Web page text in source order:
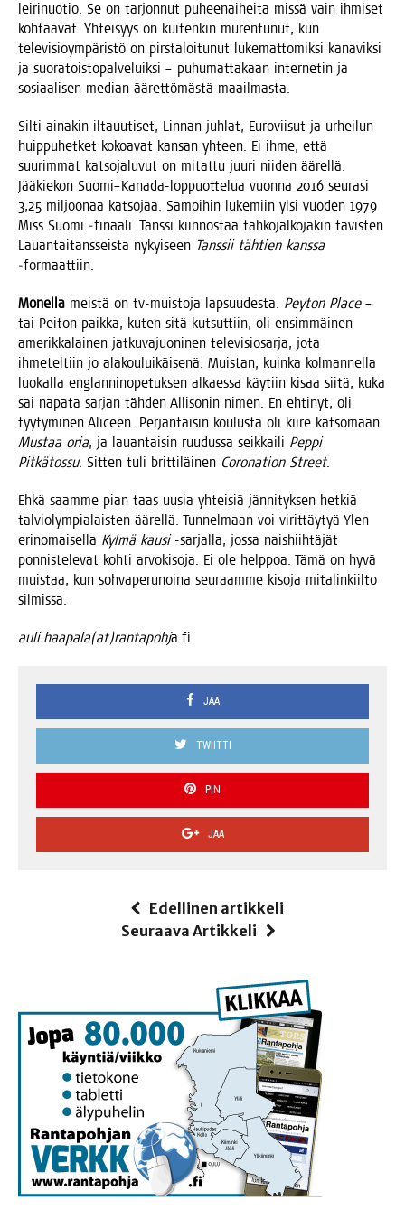
lei­ri­nuo­tio. Se on tar­jon­nut puhee­nai­hei­ta mis­sä vain ihmi­set
koh­taa­vat. Yhtei­syys on kui­ten­kin muren­tu­nut, kun
tele­vi­sio­ym­pä­ris­tö on pirs­ta­loi­tu­nut luke­mat­to­mik­si kana­vik­si
ja suo­ra­tois­to­pal­ve­luik­si – puhu­mat­ta­kaan inter­ne­tin ja
sosi­aa­li­sen median ääret­tö­mäs­tä maailmasta.
Sil­ti aina­kin ilta­uu­ti­set, Lin­nan juh­lat, Euro­vii­sut ja urhei­lun
huip­pu­het­ket kokoa­vat kan­san yhteen. Ei ihme, että
suu­rim­mat kat­so­ja­lu­vut on mitat­tu juu­ri nii­den äärel­lä.
Jää­kie­kon Suomi–Kanada-loppuottelua vuon­na 2016 seu­ra­si
3,25 mil­joo­naa kat­so­jaa. Samoi­hin luke­miin ylsi vuo­den 1979
Miss Suo­mi ‑finaa­li. Tans­si kiin­nos­taa tah­ko­jal­ko­ja­kin tavis­ten
Lau­an­tai­tans­seis­ta nykyi­seen Tans­sii täh­tien kans­sa
‑for­maat­tiin.
Monel­la meis­tä on tv-muis­to­ja lap­suu­des­ta. Pey­ton Place–
tai Pei­ton paik­ka, kuten sitä kut­sut­tiin, oli ensim­mäi­nen
ame­rik­ka­lai­nen jat­ku­va­juo­ni­nen tele­vi­sio­sar­ja, jota
ihme­tel­tiin jo ala­kou­lui­käi­se­nä. Muis­tan, kuin­ka kol­man­nel­la
luo­kal­la englan­nin­ope­tuk­sen alkaes­sa käy­tiin kisaa sii­tä, kuka
sai napa­ta sar­jan täh­den Alli­so­nin nimen. En ehti­nyt, oli
tyy­ty­mi­nen Aliceen. Per­jan­tai­sin kou­lus­ta oli kii­re kat­so­maan
Mus­taa oria, ja lau­an­tai­sin ruu­dus­sa seik­kai­li Pep­pi
Pit­kä­tos­su. Sit­ten tuli brit­ti­läi­nen Coro­na­tion Street.
Ehkä saam­me pian taas uusia yhtei­siä jän­ni­tyk­sen het­kiä
tal­vio­lym­pia­lais­ten äärel­lä. Tun­nel­maan voi virit­täy­tyä Ylen
erin­omai­sel­la Kyl­mä kausi -sar­jal­la, jos­sa nais­hiih­tä­jät
pon­nis­te­le­vat koh­ti arvo­ki­so­ja. Ei ole help­poa. Tämä on hyvä
muis­taa, kun soh­va­pe­ru­noi­na seu­raam­me kiso­ja mita­lin­kiil­to
silmissä.
auli.haapala(at)rantapohja.fi
JAA
TWIITTI
PIN
JAA
Edellinen artikkeli
Seuraava Artikkeli